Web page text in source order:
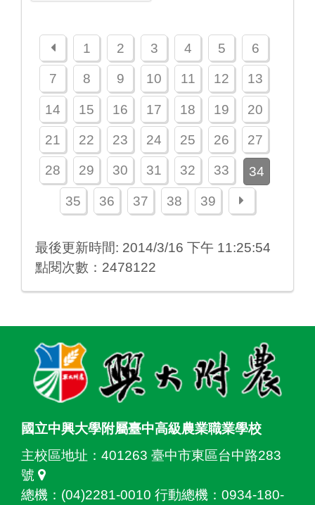
上一頁1 2 3 4 5 6
7 8 9 10 11 12 13
14 15 16 17 18 19 20
21 22 23 24 25 26 27
28 29 30 31 32 33
34
35
36 37 38 39 下一頁
最後更新時間: 2014/3/16 下午 11:25:54
點閱次數：2478122
國立中興大學附屬臺中高級農業職業學校
主校區地址： 401263 臺中市東區台中路283
號
總機：(04)2281-0010 行動總機：0934-180-